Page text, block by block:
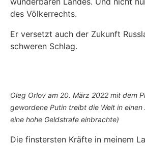
des Völkerrechts.
Er versetzt auch der Zukunft
schweren Schlag.
Oleg Orlov am 20. März 2022 mit dem
gewordene Putin treibt die Welt in einen
eine hohe Geldstrafe einbrachte)
Die finstersten Kräfte in meinem